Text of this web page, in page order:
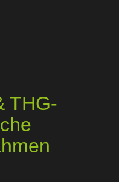
THG-